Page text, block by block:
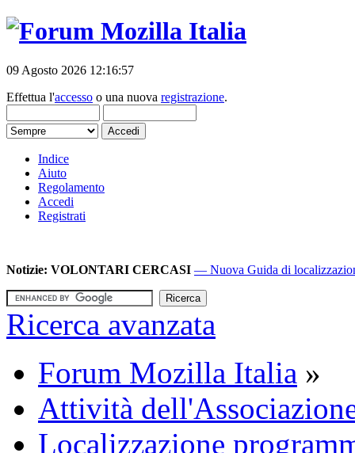
09 Agosto 2026 12:16:57
Effettua l'accesso o una nuova registrazione.
Indice
Aiuto
Regolamento
Accedi
Registrati
Notizie: VOLONTARI CERCASI — Nuova Guida di
Ricerca avanzata
Forum Mozilla Italia »
Attività
Localizzazione